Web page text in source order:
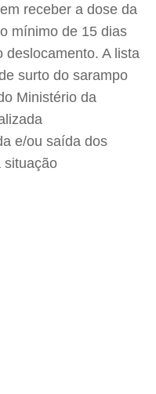
receber a dose da
mínimo de 15 dias
deslocamento. A lista
surto do sarampo
Ministério da
e/ou saída dos
situação